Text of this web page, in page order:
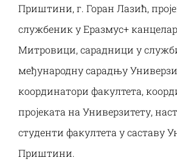
Приштини, г. Горан Лазић,
службеник у Еразмус+
Митровици, сарадници у
међународну сарадњу
координатори факултета,
пројеката на Универзитету,
студенти факултета у саставу
Приштини.